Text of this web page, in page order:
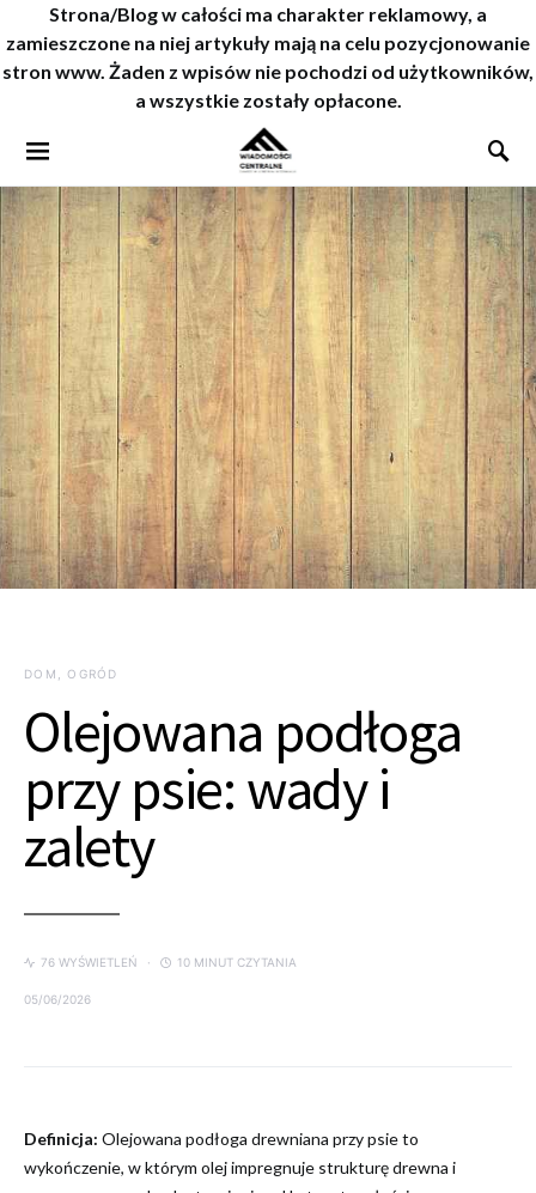
Strona/Blog w całości ma charakter reklamowy, a
zamieszczone na niej artykuły mają na celu pozycjonowanie
stron www. Żaden z wpisów nie pochodzi od użytkowników,
a wszystkie zostały opłacone.
DOM, OGRÓD
Olejowana podłoga
przy psie: wady i
zalety
76 WYŚWIETLEŃ 10 MINUT CZYTANIA
05/06/2026
Definicja: Olejowana podłoga drewniana przy psie to
wykończenie, w którym olej impregnuje strukturę drewna i